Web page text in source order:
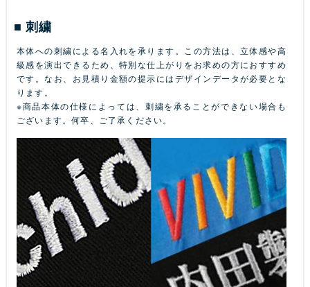
刺繍
本体への刺繍による名入れを承ります。この方法は、立体感や高
級感を演出できるため、特別な仕上がりをお求めの方におすすめ
です。なお、お見積り金額の提示にはデザインデータが必要とな
ります。
※商品本体の仕様によっては、刺繍を承ることができない場合も
ございます。何卒、ご了承ください。